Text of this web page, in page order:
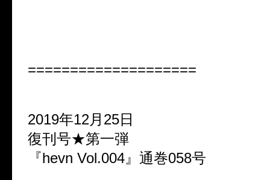
====================
2019年12月25日
復刊号★第一弾
『hevn Vol.004』通巻058号